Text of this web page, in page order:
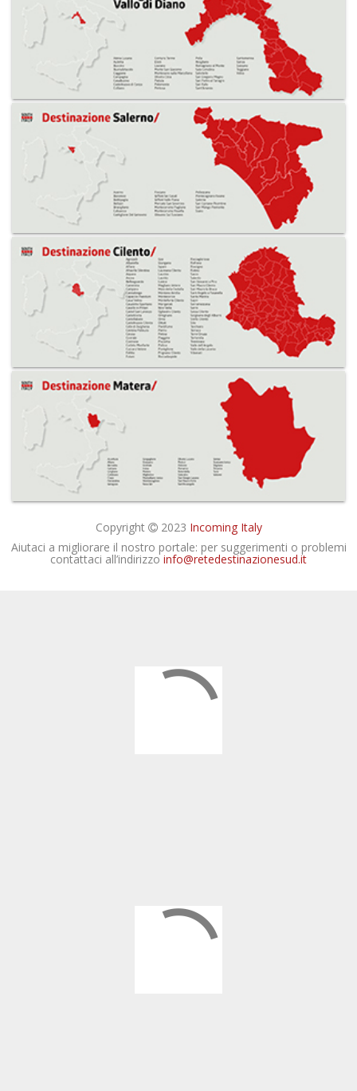
Copyright 2023 Incoming Italy
Aiutaci a migliorare il nostro portale: per suggerimenti o problemi
contattaci all’indirizzo info@retedestinazionesud.it